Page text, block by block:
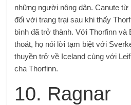
những người nông dân. Canute
đối với trang trại sau khi thấy
bình đã trở thành. Với Thorfinn và
thoát, họ nói lời tạm biệt với
thuyền trở về Iceland cùng với
cha Thorfinn.
10. Ragnar